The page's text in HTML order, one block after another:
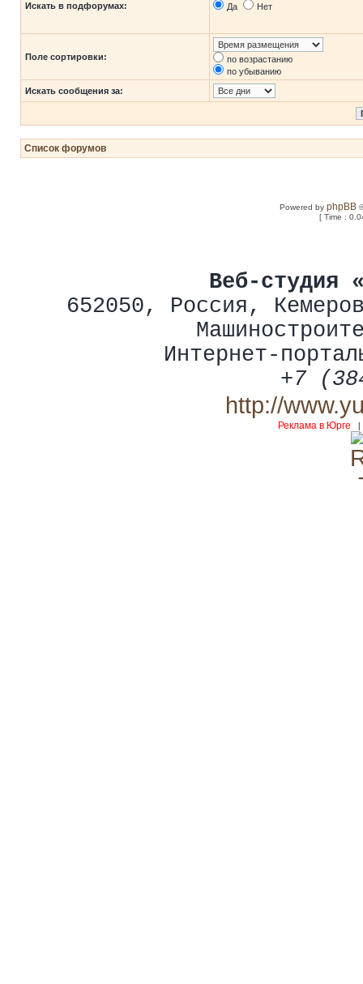
Искать в подфорумах: Да Нет
Поле сортировки:
по возрастанию
по убыванию
Искать сообщения за:
Список форумов
Powered byphpBB
[ Time :
Веб-студия
652050, Россия ,
Интернет-
+7
http://
Реклама в Юрге